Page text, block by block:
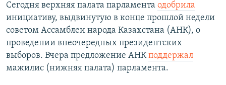
Сегодня верхняя палата парламента одобрила
инициативу, выдвинутую в конце прошлой недели
советом Ассамблеи народа Казахстана (АНК), о
проведении внеочередных президентских
выборов. Вчера предложение АНКподдержал
мажилис (нижняя палата) парламента.